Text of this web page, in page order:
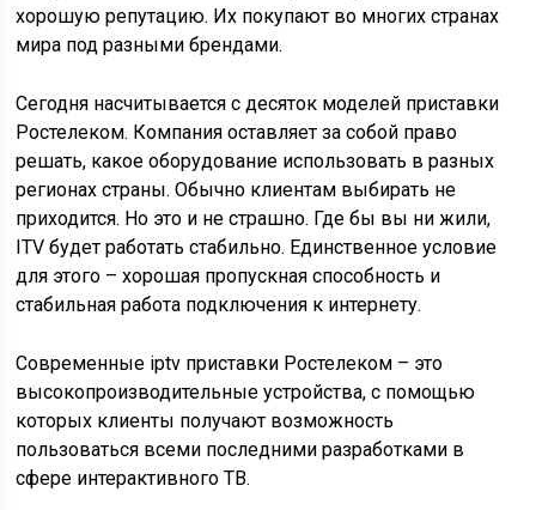
хорошую репутацию. Их покупают во многих странах
мира под разными брендами.
Сегодня насчитывается с десяток моделей приставки
Ростелеком. Компания оставляет за собой право
решать, какое оборудование использовать в разных
регионах страны. Обычно клиентам выбирать не
приходится. Но это и не страшно. Где бы вы ни жили,
ITV будет работать стабильно. Единственное условие
для этого – хорошая пропускная способность и
стабильная работа подключения к интернету.
Современные iptv приставки Ростелеком – это
высокопроизводительные устройства, с помощью
которых клиенты получают возможность
пользоваться всеми последними разработками в
сфере интерактивного ТВ.